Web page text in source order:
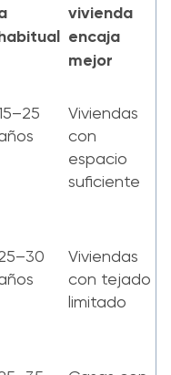
vivienda
encaja
mejor
Viviendas
con
espacio
suficiente
Viviendas
con tejado
limitado